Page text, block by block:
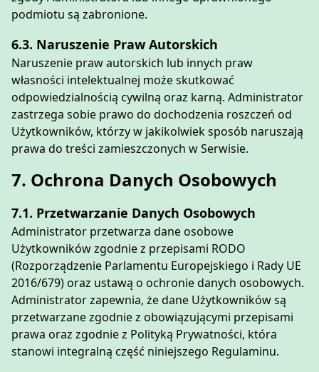
podmiotu są zabronione.
6.3. Naruszenie Praw Autorskich
Naruszenie praw autorskich lub innych praw
własności intelektualnej może skutkować
odpowiedzialnością cywilną oraz karną. Administrator
zastrzega sobie prawo do dochodzenia roszczeń od
Użytkowników, którzy w jakikolwiek sposób naruszają
prawa do treści zamieszczonych w Serwisie.
7. Ochrona Danych Osobowych
7.1. Przetwarzanie Danych Osobowych
Administrator przetwarza dane osobowe
Użytkowników zgodnie z przepisami RODO
(Rozporządzenie Parlamentu Europejskiego i Rady UE
2016/679) oraz ustawą o ochronie danych osobowych.
Administrator zapewnia, że dane Użytkowników są
przetwarzane zgodnie z obowiązującymi przepisami
prawa oraz zgodnie z Polityką Prywatności, która
stanowi integralną część niniejszego Regulaminu.